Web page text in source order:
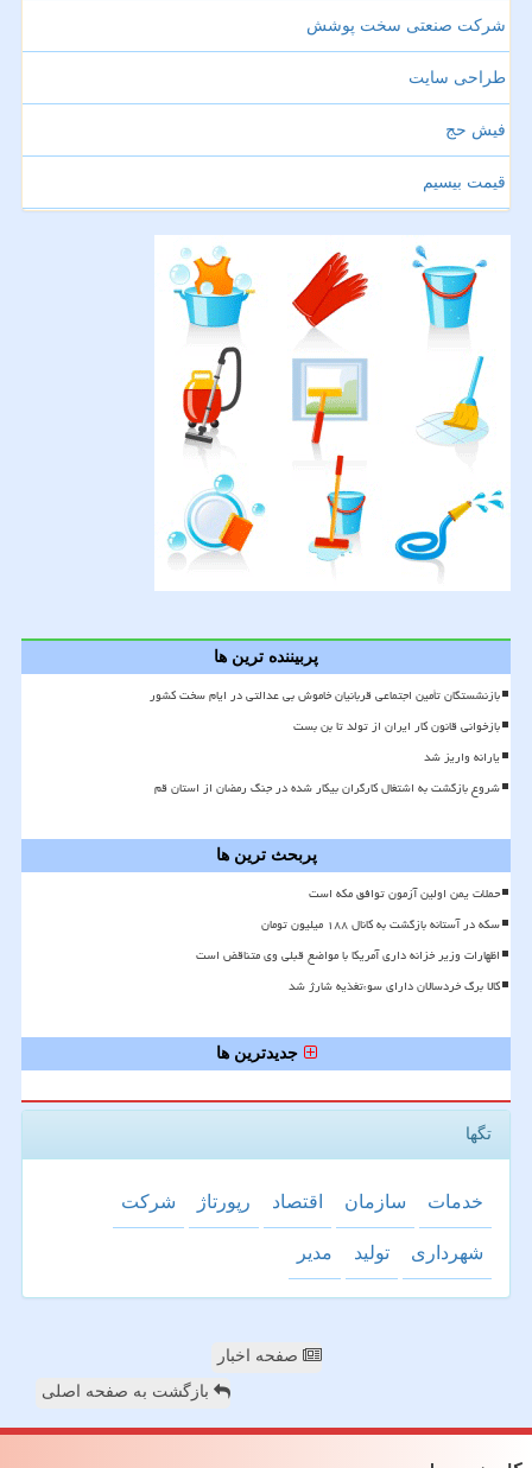
شرکت صنعتی سخت پوشش
طراحی سایت
فیش حج
قیمت بیسیم
پربیننده ترین ها
بازنشستگان تأمین اجتماعی قربانیان خاموش بی عدالتی در ایام سخت کشور
بازخوانی قانون کار ایران از تولد تا بن بست
یارانه واریز شد
شروع بازگشت به اشتغال کارگران بیکار شده در جنگ رمضان از استان قم
پربحث ترین ها
حملات یمن اولین آزمون توافق مکه است
سکه در آستانه بازگشت به کانال ۱۸۸ میلیون تومان
اظهارات وزیر خزانه داری آمریکا با مواضع قبلی وی متناقض است
کالا برگ خردسالان دارای سوءتغذیه شارژ شد
جدیدترین ها
تگها
خدمات سازمان اقتصاد رپورتاژ شركت
شهرداری تولید مدیر
صفحه اخبار
بازگشت به صفحه اصلی